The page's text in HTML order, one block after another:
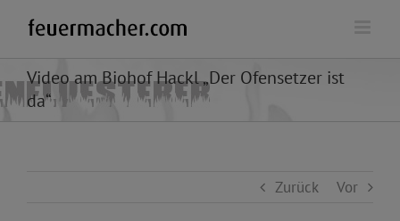
Inhalt
Video am Biohof Hackl „Der Ofensetzer ist
da“
Zurück Vor